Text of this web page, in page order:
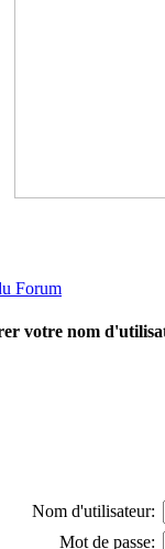
Forum
votre nom
Nom d'utilisateur:
Mot de passe: